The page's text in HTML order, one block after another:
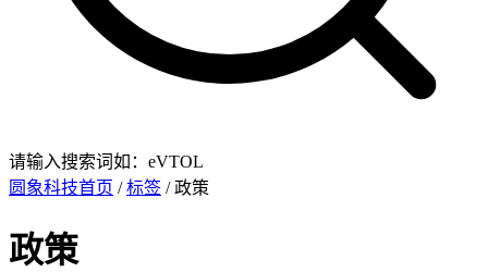
请输入搜索词如：eVTOL
圆象科技首页 /标签 / 政策
政策